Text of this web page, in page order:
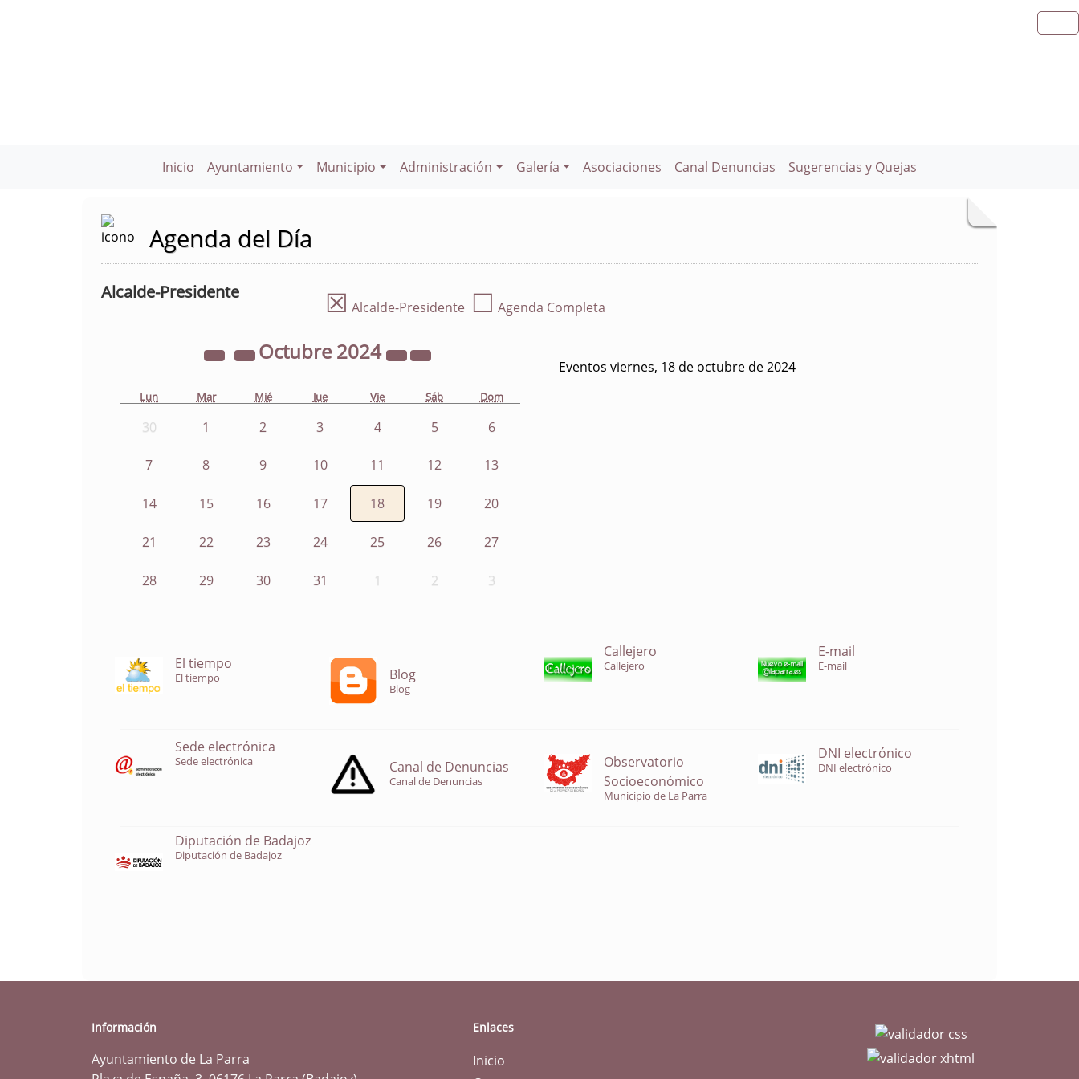
Inicio Ayuntamiento Municipio Administración Galería Asociaciones Canal Denuncias Sugerencias y Quejas
Agenda del Día
Alcalde-Presidente ☒ Alcalde-Presidente ☐ Agenda Completa
Octubre2024
Lun Mar Mié Jue Vie Sáb Dom
30 1 2 3 4 5 6
7 8 9 10 11 12 13
14 15 16 17 18 19 20
21 22 23 24 25 26 27
28 29 30 31 1 2 3
Eventos viernes, 18 de octubre de 2024
El tiempo
El tiempo Blog
Blog
Callejero
Callejero
E-mail
E-mail
Sede electrónica
Sede electrónica Canal de Denuncias
Canal de Denuncias
Observatorio
Socioeconómico
Municipio de La Parra
DNI electrónico
DNI electrónico
Diputación de Badajoz
Diputación de Badajoz
Información
Ayuntamiento de La Parra
Enlaces
Inicio